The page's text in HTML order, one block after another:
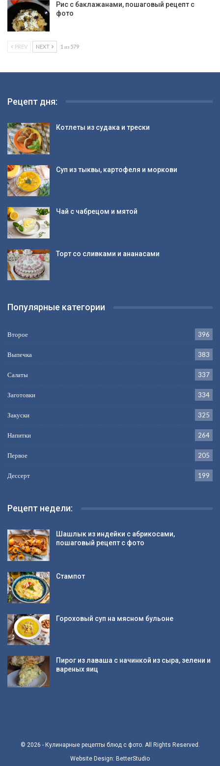
Рис с баклажанами, пошаговый рецепт с
фото
PREV NEXT 1 из 579
Рецепт дня:
Котлеты из судака и трески
Суп из тыквы, картофеля и моркови
Чай с чабрецом и мятой
Торт со сливками и ананасами
Популярные категории
Второе 396
Выпечка 383
Салаты 337
Заготовки 334
Закуски 325
Напитки 264
Первое 205
Дессерт 199
Рецепт недели:
Шашлык из индейки с абрикосами,
пошаговый рецепт с фото
Стампот
Гороховый суп на мясном бульоне
Пирог из лаваша с начинкой из сыра, зелени и
вареных яиц
© 2026 - Кулинарные рецепты блюд с фото. All Rights Reserved.
Website Design: BetterStudio